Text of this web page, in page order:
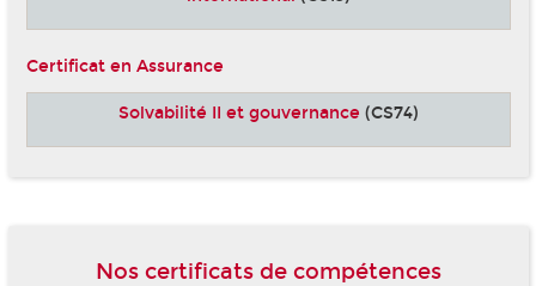
Certificat en Assurance
Solvabilité II et gouvernance (CS74)
Nos certificats de compétences